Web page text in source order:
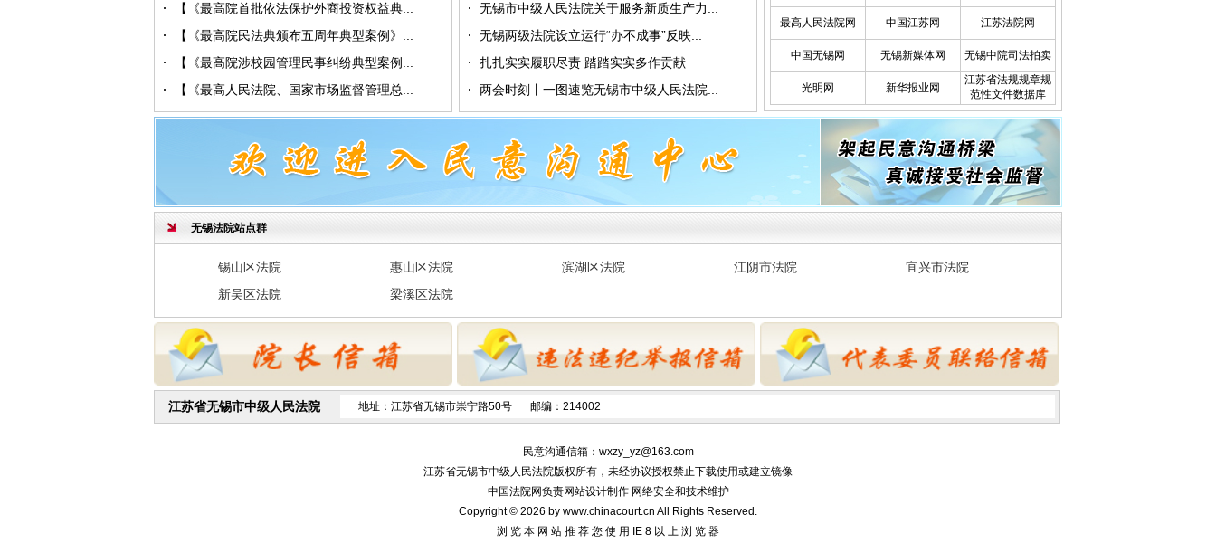
江苏省江阴市人民法院关于罪犯周思暂予监外执
行的公示
无锡市各区（市）综治中心地址
无锡市中级人民法院增补破产管理人公告
江苏省无锡市新吴区人民法院关于罪犯周晓飞暂
予监外执行的公示
江苏省无锡市梁溪区人民法院关于罪犯翟来珍暂
予监外执行的公示
江苏省江阴市人民法院关于罪犯李梦珂暂予监外
江苏省江阴市人民法院关于罪犯彭文倩暂予监外
执行的公示
无锡市中级人民法院受理减刑、假释案件情况公
无锡市中级人民法院受理减刑、假释案件情况公
【《最高院首批依法保护外商投资权益典...
【《最高院民法典颁布五周年典型案例》...
【《最高院涉校园管理民事纠纷典型案例...
【《最高人民法院、国家市场监督管理总...
无锡市中级人民法院关于服务新质生产力...
无锡两级法院设立运行“办不成事”反映...
扎扎实实履职尽责 踏踏实实多作贡献
两会时刻丨一图速览无锡市中级人民法院...
最高人民法院网 中国江苏网 江苏法院网
中国无锡网 无锡新媒体网 无锡中院司法拍卖
光明网 新华报业网
江苏省法规规章规
范性文件数据库
无锡法院站点群
锡山区法院 惠山区法院 滨湖区法院 江阴市法院
宜兴市法院
新吴区法院
梁溪区法院
江苏省无锡市中级人民法院 地址：江苏省无锡市崇宁路50号 邮编：214002
民意沟通信箱： wxzy_yz@163.com
江苏省无锡市中级人民法院版权所有，未经协议授权禁止下载使用或建立镜像
中国法院网负责网站设计制作 网络安全和技术维护
Copyright © 2026 by www.chinacourt.cn All Rights Reserved.
浏 览 本 网 站 推 荐 您 使 用 IE 8 以 上 浏 览 器